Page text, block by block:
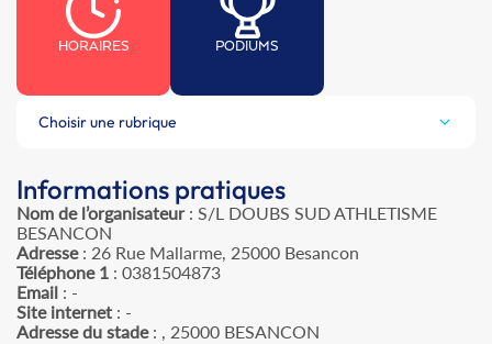
HORAIRES PODIUMS
Choisir une rubrique
Informations pratiques
Nom de l’organisateur: S/L DOUBS SUD ATHLETISME
BESANCON
Adresse: 26 Rue Mallarme, 25000 Besancon
Téléphone 1 : 0381504873
Email : -
Site internet : -
Adresse du stade: , 25000 BESANCON